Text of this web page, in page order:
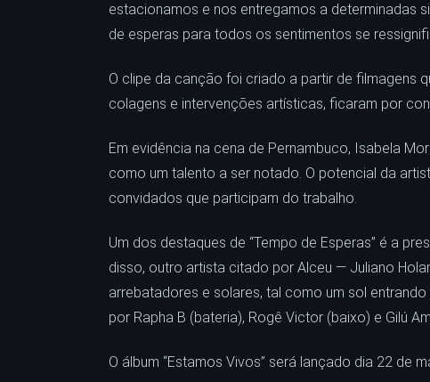
estacionamos e nos entregamos a determinadas
de esperas para todos os sentimentos se
O clipe da canção foi criado a partir de filmagens
colagens e intervenções artísticas, ficaram por
Em evidência na cena de Pernambuco, Isabela
como um talento a ser notado. O potencial da
convidados que participam do trabalho.
Um dos destaques de “Tempo de Esperas” é a
disso, outro artista citado por Alceu — Juliano
arrebatadores e solares, tal como um sol
por Rapha B (bateria), Rogê Victor (baixo) e Gilú
O álbum “Estamos Vivos” será lançado dia 22 de